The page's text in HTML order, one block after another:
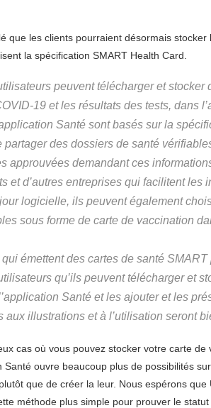
que les clients pourraient désormais
la spécification SMART Health Card.
peuvent télécharger et
19 et les résultats des tests, dans
Santé sont basés sur la
partager des dossiers de santé
approuvées demandant ces
et d’autres entreprises qui facilitent
logicielle, ils peuvent également
sous forme de carte de vaccination
émettent des cartes de santé
qu’ils peuvent télécharger et
Santé et les ajouter et les
aux illustrations et à l’utilisation seront
cas où vous pouvez stocker votre carte
Santé ouvre beaucoup plus de possibilités
plutôt que de créer la leur. Nous espérons
méthode plus simple pour prouver le statut